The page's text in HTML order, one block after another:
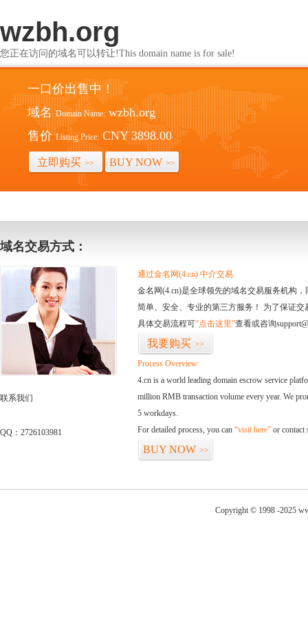
wzbh.org
您正在访问的域名可以转让!This domain name is for sale!
一口价出售中！
域名 Domain Name: wzbh.org
售价 Listing Price: CNY 3898.00
立即购买 >> BUY NOW >>
域名交易方式：
联系我们
QQ：2726103981
通过金名网(4.cn) 中介交易
金名网(4.cn)是全球领先的域名交易服务机构
简单、安全、专业的第三方服务！ 为了保证
具体交易流程可“点击这里”查看或咨询
我要购买 >>
Process Overview:
4.cn is a world leading domain escrow service
million RMB transaction volume every year. We
5 workdays.
For detailed process, you can “visit here” or contact
BUY NOW >>
Copyright © 1998 -2025